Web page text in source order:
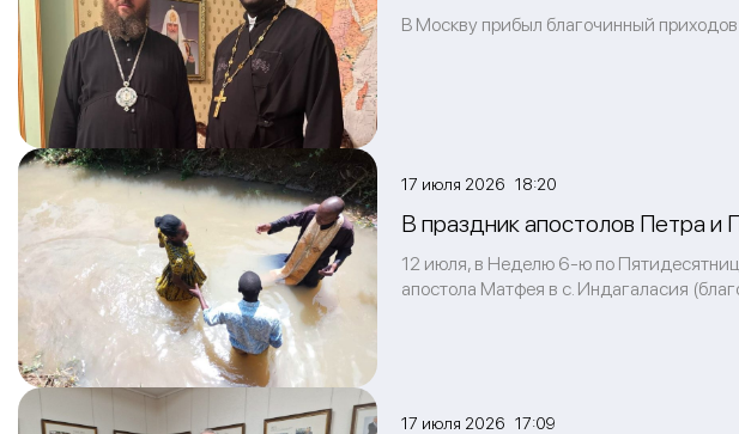
В Москву прибыл благочинный
17 июля 2026 18:20
В праздник апостолов Петра и
12 июля, в Неделю 6-ю по
апостола Матфея в с. Индагаласия
17 июля 2026 17:09